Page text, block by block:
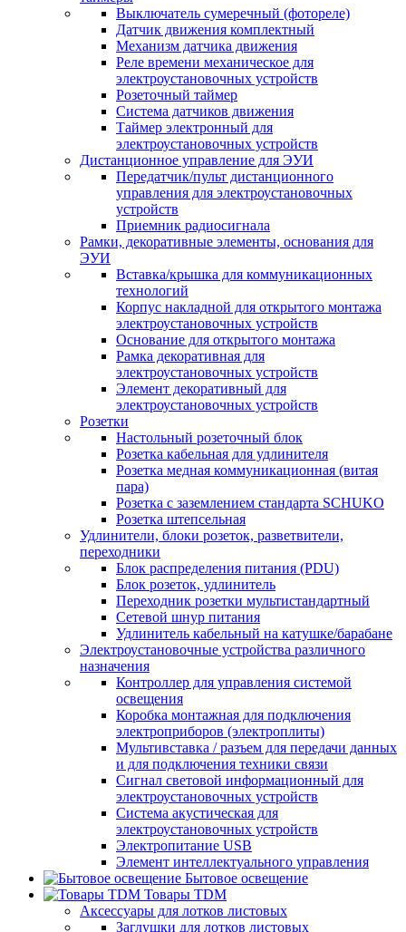
Выключатель сумеречный (фотореле)
Датчик движения комплектный
Механизм датчика движения
Реле времени механическое для
электроустановочных устройств
Розеточный таймер
Система датчиков движения
Таймер электронный для
электроустановочных устройств
Дистанционное управление для ЭУИ
Передатчик/пульт дистанционного
управления для электроустановочных
устройств
Приемник радиосигнала
Рамки, декоративные элементы, основания для
ЭУИ
Вставка/крышка для коммуникационных
технологий
Корпус накладной для открытого монтажа
электроустановочных устройств
Основание для открытого монтажа
Рамка декоративная для
электроустановочных устройств
Элемент декоративный для
электроустановочных устройств
Розетки
Настольный розеточный блок
Розетка кабельная для удлинителя
Розетка медная коммуникационная (витая
пара)
Розетка с заземлением стандарта SCHUKO
Розетка штепсельная
Удлинители, блоки розеток, разветвители,
переходники
Блок распределения питания (PDU)
Блок розеток, удлинитель
Переходник розетки мультистандартный
Сетевой шнур питания
Удлинитель кабельный на катушке/барабане
Электроустановочные устройства различного
назначения
Контроллер для управления системой
освещения
Коробка монтажная для подключения
электроприборов (электроплиты)
Мультивставка / разъем для передачи данных
и для подключения техники связи
Сигнал световой информационный для
электроустановочных устройств
Система акустическая для
электроустановочных устройств
Электропитание USB
Элемент интеллектуального управления
Бытовое освещение
Товары TDM
Аксессуары для лотков листовых
Заглушки для лотков листовых